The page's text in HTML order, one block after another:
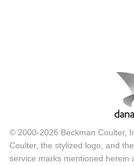
© 2000-2026 Beckman Coulter,
Coulter, the stylized logo, and
service marks mentioned herein